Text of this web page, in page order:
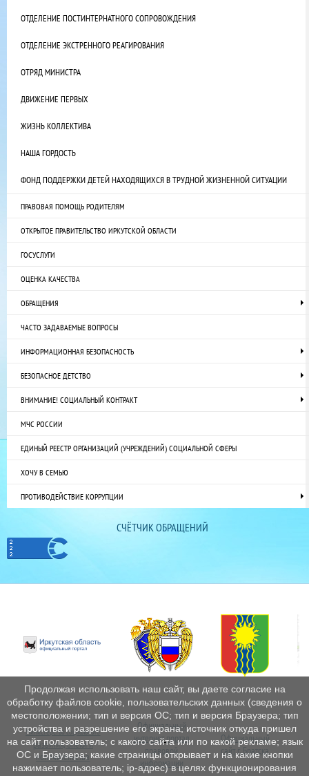
ОТДЕЛЕНИЕ ПОСТИНТЕРНАТНОГО СОПРОВОЖДЕНИЯ
ОТДЕЛЕНИЕ ЭКСТРЕННОГО РЕАГИРОВАНИЯ
ОТРЯД МИНИСТРА
ДВИЖЕНИЕ ПЕРВЫХ
ЖИЗНЬ КОЛЛЕКТИВА
НАША ГОРДОСТЬ
ФОНД ПОДДЕРЖКИ ДЕТЕЙ НАХОДЯЩИХСЯ В ТРУДНОЙ ЖИЗНЕННОЙ СИТУАЦИИ
ПРАВОВАЯ ПОМОЩЬ РОДИТЕЛЯМ
ОТКРЫТОЕ ПРАВИТЕЛЬСТВО ИРКУТСКОЙ ОБЛАСТИ
ГОСУСЛУГИ
ОЦЕНКА КАЧЕСТВА
ОБРАЩЕНИЯ
ЧАСТО ЗАДАВАЕМЫЕ ВОПРОСЫ
ИНФОРМАЦИОННАЯ БЕЗОПАСНОСТЬ
БЕЗОПАСНОЕ ДЕТСТВО
ВНИМАНИЕ! СОЦИАЛЬНЫЙ КОНТРАКТ
МЧС РОССИИ
ЕДИНЫЙ РЕЕСТР ОРГАНИЗАЦИЙ (УЧРЕЖДЕНИЙ) СОЦИАЛЬНОЙ СФЕРЫ
ХОЧУ В СЕМЬЮ
ПРОТИВОДЕЙСТВИЕ КОРРУПЦИИ
СЧЁТЧИК ОБРАЩЕНИЙ
Министерство социального
развития, опеки и
попечительства
Официальный
интернетпортал
правовой
информации
Официальный
сайт г. Братска
Продолжая использовать наш сайт, вы даете согласие на
обработку файлов cookie, пользовательских данных (сведения о
местоположении; тип и версия ОС; тип и версия Браузера; тип
устройства и разрешение его экрана; источник откуда пришел
на сайт пользователь; с какого сайта или по какой рекламе; язык
ОС и Браузера; какие страницы открывает и на какие кнопки
нажимает пользователь; ip-адрес) в целях функционирования